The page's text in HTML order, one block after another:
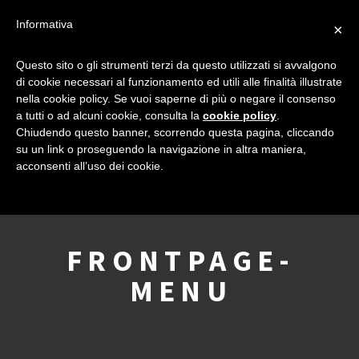
FRONTPAGE-
MENU
×
Informativa
Questo sito o gli strumenti terzi da questo utilizzati si avvalgono
di cookie necessari al funzionamento ed utili alle finalità illustrate
nella cookie policy. Se vuoi saperne di più o negare il consenso
a tutti o ad alcuni cookie, consulta la cookie policy
Chiudendo questo banner, scorrendo questa pagina, cliccando
su un link o proseguendo la navigazione in altra maniera,
acconsenti all’uso dei cookie.